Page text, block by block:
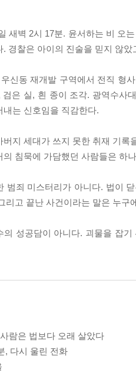
새벽 2시 17분. 윤서하는 비 오
. 경찰은 아이의 진술을 믿지 않
신동 재개발 구역에서 전직 형
검은 실, 흰 종이 조각. 광역수사
내는 신호임을 직감한다.
버지 세대가 쓰지 못한 취재 기
의 침묵에 가담했던 사람들은 하
범죄 미스터리가 아니다. 법이
리고 끝난 사건이라는 말은 누
의 성공담이 아니다. 괴물을 잡
람은 법보다 오래 살았다
, 다시 울린 전화